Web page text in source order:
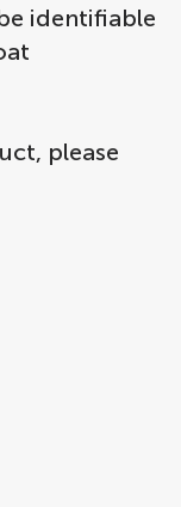
identifiable
please